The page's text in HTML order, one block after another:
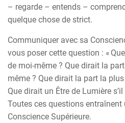
– regarde – entends –
quelque chose de strict.
Communiquer avec sa
vous poser cette question : «
de moi-même ? Que dirait la
même ? Que dirait la part la
Que dirait un Être de Lumière
Toutes ces questions entraînent
Conscience Supérieure.